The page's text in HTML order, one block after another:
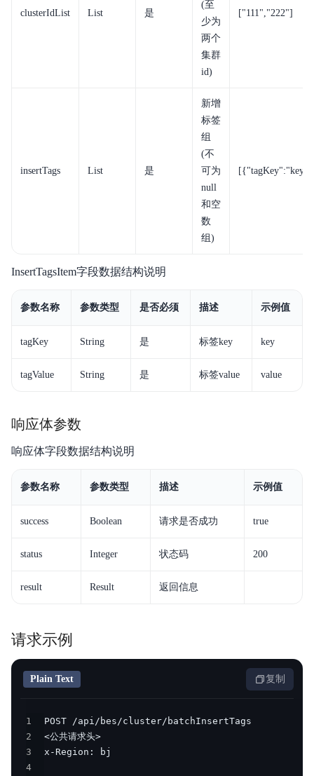
clusterIdList List 是
(至
少为
两个
集群
id)
["111","222"]
insertTags List 是
新增
标签
组
(不
可为
null
和空
数
组)
InsertTagsItem字段数据结构说明
参数名称 参数类型 是否必须 描述 示例值
tagKey String 是 标签key key
tagValue String 是 标签value value
响应体参数
响应体字段数据结构说明
参数名称 参数类型 描述 示例值
success Boolean 请求是否成功 true
status Integer 状态码 200
result Result 返回信息
请求示例
Plain Text 复制
1
2
3
4